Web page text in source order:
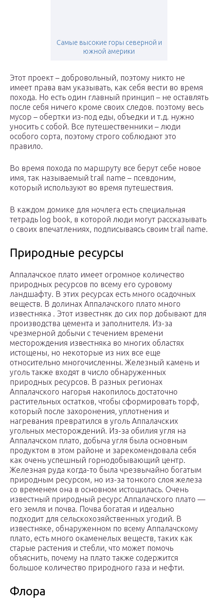
Самые высокие горы северной и
южной америки
Этот проект – добровольный, поэтому никто не
имеет права вам указывать, как себя вести во время
похода. Но есть один главный принцип – не оставлять
после себя ничего кроме своих следов. поэтому весь
мусор – обертки из-под еды, объедки и т.д. нужно
уносить с собой. Все путешественники – люди
особого сорта, поэтому строго соблюдают это
правило.
Во время похода по маршруту все берут себе новое
имя, так называемый trail name – псевдоним,
который используют во время путешествия.
В каждом домике для ночлега есть специальная
тетрадь log book, в которой люди могут рассказывать
о своих впечатлениях, подписываясь своим trail name.
Природные ресурсы
Аппалачское плато имеет огромное количество
природных ресурсов по всему его суровому
ландшафту. В этих ресурсах есть много осадочных
веществ. В долинах Аппалачского плато много
известняка . Этот известняк до сих пор добывают для
производства цемента и заполнителя. Из-за
чрезмерной добычи с течением времени
месторождения известняка во многих областях
истощены, но некоторые из них все еще
относительно многочисленны. Железный камень и
уголь также входят в число обнаруженных
природных ресурсов. В разных регионах
Аппалачского нагорья накопилось достаточно
растительных остатков, чтобы сформировать торф,
который после захоронения, уплотнения и
нагревания превратился в уголь Аппалачских
угольных месторождений. Из-за обилия угля на
Аппалачском плато, добыча угля была основным
продуктом в этом районе и зарекомендовала себя
как очень успешный горнодобывающий центр.
Железная руда когда-то была чрезвычайно богатым
природным ресурсом, но из-за тонкого слоя железа
со временем она в основном истощилась. Очень
известный природный ресурс Аппалачского плато —
его земля и почва. Почва богатая и идеально
подходит для сельскохозяйственных угодий. В
известняке, обнаруженном по всему Аппалачскому
плато, есть много окаменелых веществ, таких как
старые растения и стебли, что может помочь
объяснить, почему на плато также содержится
большое количество природного газа и нефти.
Флора